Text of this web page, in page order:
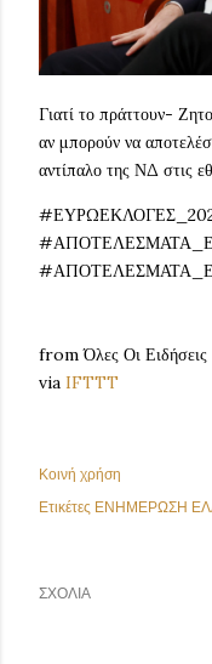
Γιατί το πράττουν-
αν μπορούν να
αντίπαλο της ΝΔ στις
from Όλες Οι Ειδήσεις
via IFTTT
Κοινή χρήση
Ετικέτες ΕΝΗΜΕΡΩΣΗ
ΣΧΌΛΙΑ